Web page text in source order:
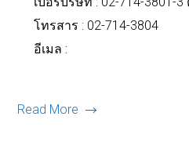
โทรสาร : 02-714-3804
อีเมล :
Read More